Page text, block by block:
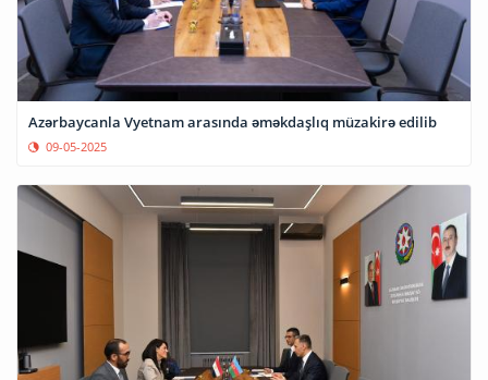
Azərbaycanla Vyetnam arasında əməkdaşlıq müzakirə edilib
09-05-2025